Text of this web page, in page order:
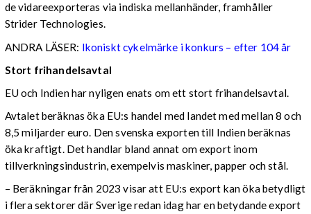
de vidareexporteras via indiska mellanhänder, framhåller
Strider Technologies.
ANDRA LÄSER: Ikoniskt cykelmärke i konkurs – efter 104 år
Stort frihandelsavtal
EU och Indien har nyligen enats om ett stort frihandelsavtal.
Avtalet beräknas öka EU:s handel med landet med mellan 8 och
8,5 miljarder euro. Den svenska exporten till Indien beräknas
öka kraftigt. Det handlar bland annat om export inom
tillverkningsindustrin, exempelvis maskiner, papper och stål.
– Beräkningar från 2023 visar att EU:s export kan öka betydligt
i flera sektorer där Sverige redan idag har en betydande export